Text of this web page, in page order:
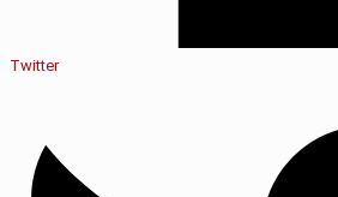
Twitter